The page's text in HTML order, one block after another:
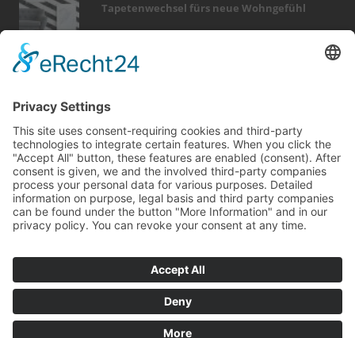
Tapetenwechsel fürs neue Wohngefühl
beratung wintergarten modernisieren
holz
küche
immobilien renovieren möbel
zaun
dekoration
rund ums haus wärme
smart home
keller
fußboden dämmung kamin
outdoor
Impressum